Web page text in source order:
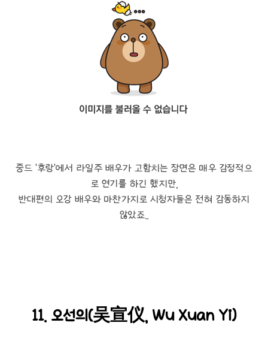
중드 '후랑'에서 라일주 배우가 고함치는 장면은 매우 감정적으
로 연기를 하긴 했지만,
반대편의 오강 배우와 마찬가지로 시청자들은 전혀 감동하지
않았죠..
11. 오선의(吴宣仪, Wu Xuan Yi)